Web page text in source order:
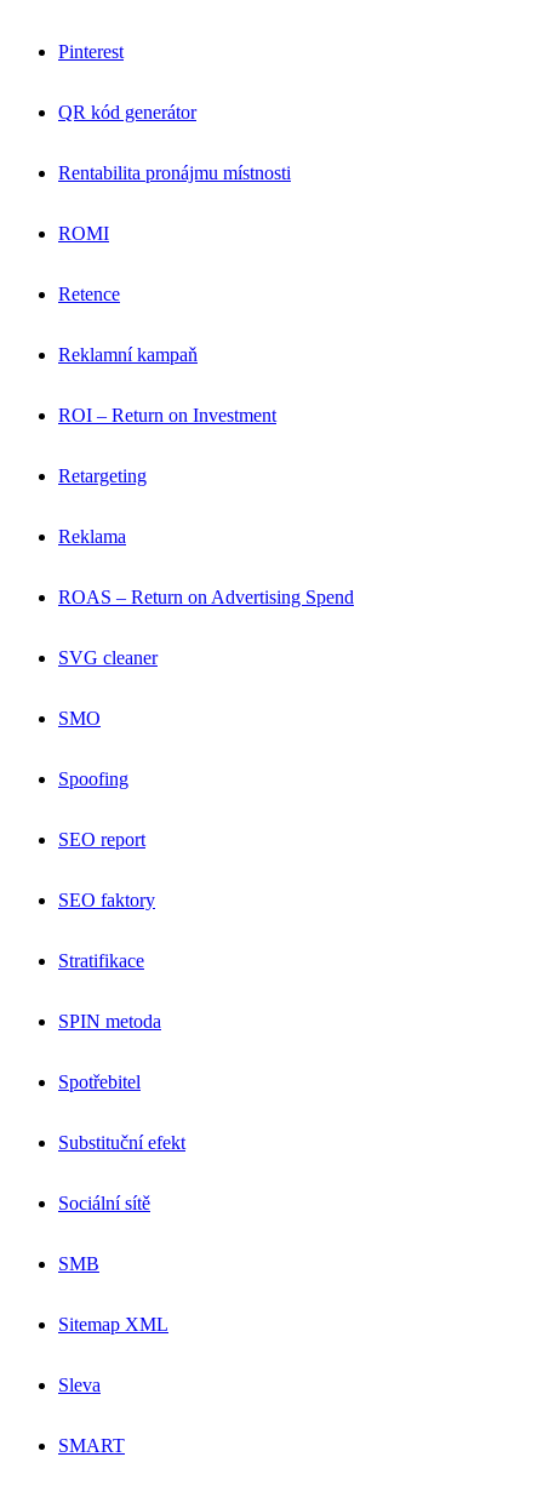
Pinterest
QR kód generátor
Rentabilita pronájmu místnosti
ROMI
Retence
Reklamní kampaň
ROI – Return on Investment
Retargeting
Reklama
ROAS – Return on Advertising Spend
SVG cleaner
SMO
Spoofing
SEO report
SEO faktory
Stratifikace
SPIN metoda
Spotřebitel
Substituční efekt
Sociální sítě
SMB
Sitemap XML
Sleva
SMART